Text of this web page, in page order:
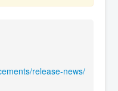
release-news/